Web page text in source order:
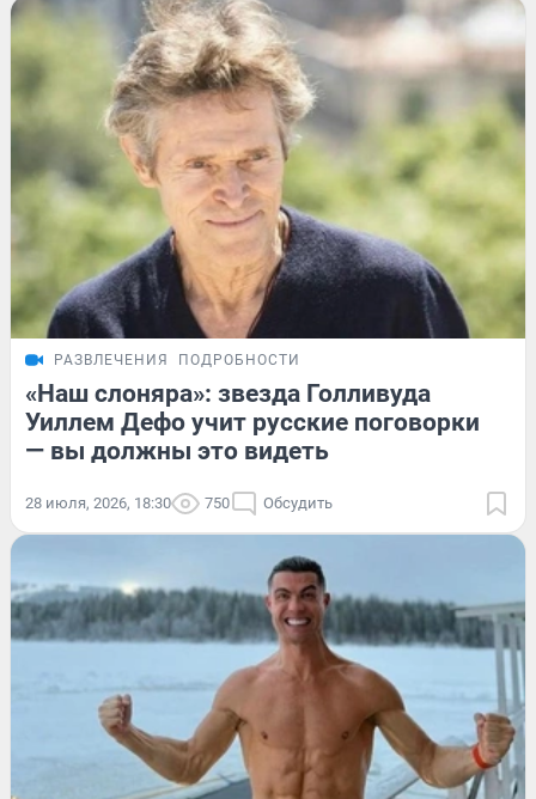
РАЗВЛЕЧЕНИЯ ПОДРОБНОСТИ
«Наш слоняра»: звезда Голливуда
Уиллем Дефо учит русские поговорки
— вы должны это видеть
28 июля, 2026, 18:30 750 Обсудить